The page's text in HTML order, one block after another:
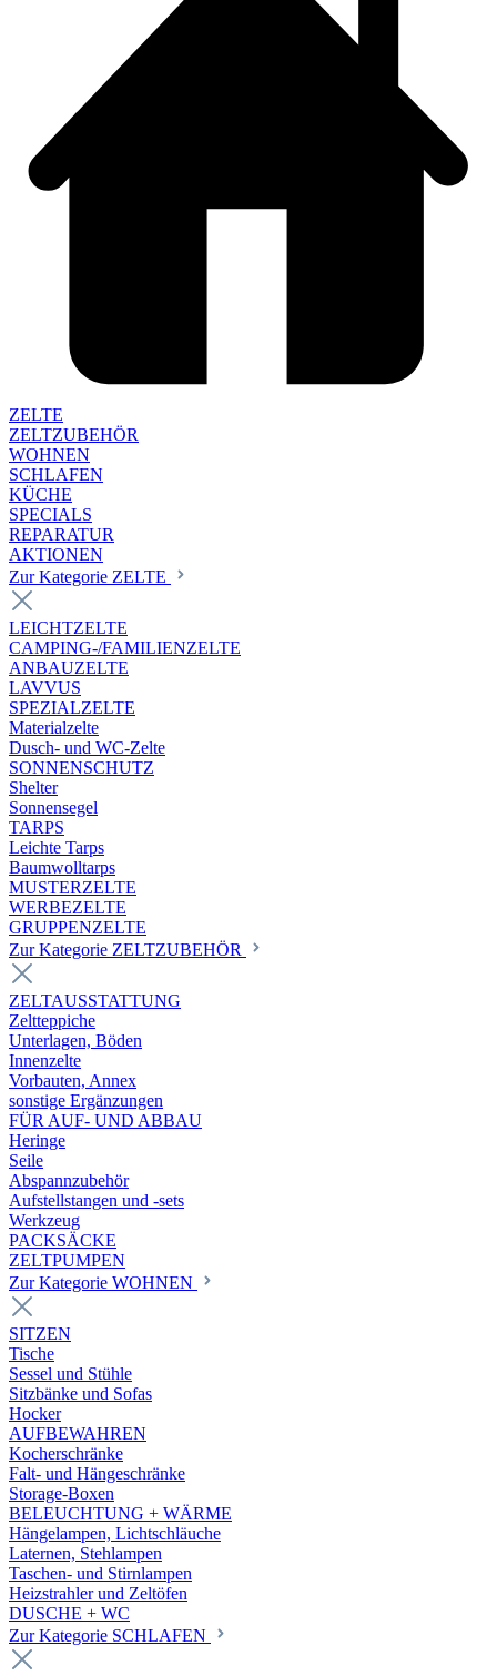
ZELTE
ZELTZUBEHÖR
WOHNEN
SCHLAFEN
KÜCHE
SPECIALS
REPARATUR
AKTIONEN
Zur Kategorie ZELTE
LEICHTZELTE
CAMPING-/FAMILIENZELTE
ANBAUZELTE
LAVVUS
SPEZIALZELTE
Materialzelte
Dusch- und WC-Zelte
SONNENSCHUTZ
Shelter
Sonnensegel
TARPS
Leichte Tarps
Baumwolltarps
MUSTERZELTE
WERBEZELTE
GRUPPENZELTE
Zur Kategorie ZELTZUBEHÖR
ZELTAUSSTATTUNG
Zeltteppiche
Unterlagen, Böden
Innenzelte
Vorbauten, Annex
sonstige Ergänzungen
FÜR AUF- UND ABBAU
Heringe
Seile
Abspannzubehör
Aufstellstangen und -sets
Werkzeug
PACKSÄCKE
ZELTPUMPEN
Zur Kategorie WOHNEN
SITZEN
Tische
Sessel und Stühle
Sitzbänke und Sofas
Hocker
AUFBEWAHREN
Kocherschränke
Falt- und Hängeschränke
Storage-Boxen
BELEUCHTUNG + WÄRME
Hängelampen, Lichtschläuche
Laternen, Stehlampen
Taschen- und Stirnlampen
Heizstrahler und Zeltöfen
DUSCHE + WC
Zur Kategorie SCHLAFEN